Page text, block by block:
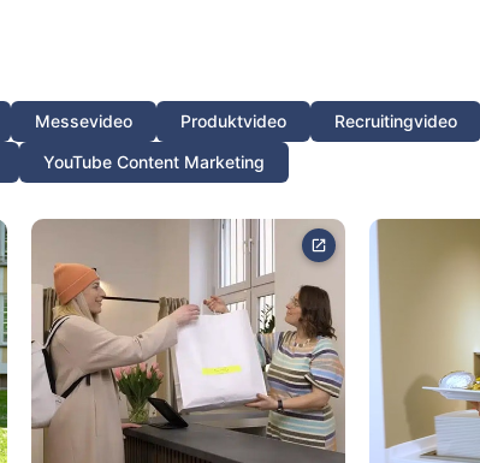
Messevideo Produktvideo Recruitingvideo
YouTube Content Marketing